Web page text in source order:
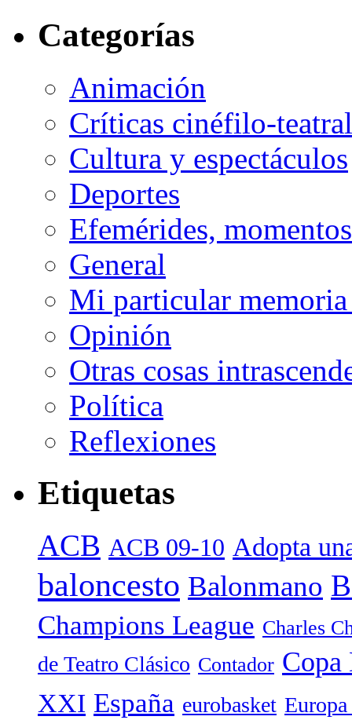
Categorías
Animación
Críticas cinéfilo-
Cultura y espectáculos
Deportes
Efemérides,
General
Mi particular
Opinión
Otras cosas
Política
Reflexiones
Etiquetas
ACB ACB 09-10 Adopta
baloncesto Balonmano
Champions League Charles
de Teatro Clásico Contador Copa
XXI España eurobasket